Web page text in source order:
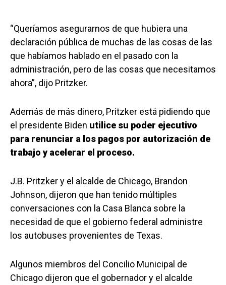
“Queríamos asegurarnos de que hubiera una
declaración pública de muchas de las cosas de las
que habíamos hablado en el pasado con la
administración, pero de las cosas que necesitamos
ahora”, dijo Pritzker.
Además de más dinero, Pritzker está pidiendo que
el presidente Biden utilice su poder ejecutivo
para renunciar a los pagos por autorización de
trabajo y acelerar el proceso.
J.B. Pritzker y el alcalde de Chicago, Brandon
Johnson, dijeron que han tenido múltiples
conversaciones con la Casa Blanca sobre la
necesidad de que el gobierno federal administre
los autobuses provenientes de Texas.
Algunos miembros del Concilio Municipal de
Chicago dijeron que el gobernador y el alcalde